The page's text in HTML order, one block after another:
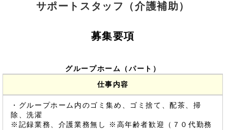
サポートスタッフ（介護補助）
募集要項
グループホーム（パート）
仕事内容
・グループホーム内のゴミ集め、ゴミ捨て、配茶、掃
除、洗濯
※記録業務、介護業務無し ※高年齢者歓迎（７０代勤務